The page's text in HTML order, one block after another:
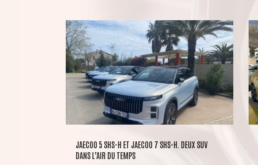
JAECOO 5 SHS-H ET JAECOO 7 SHS-H. DEUX SUV
DANS L’AIR DU TEMPS